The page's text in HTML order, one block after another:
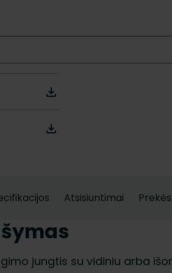
Atsisiuntimai Prekės
jungtis su vidiniu arba